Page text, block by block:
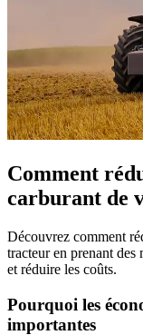
Comment
carburant de
Découvrez comment
tracteur en prenant des
et réduire les coûts.
Pourquoi les
importantes